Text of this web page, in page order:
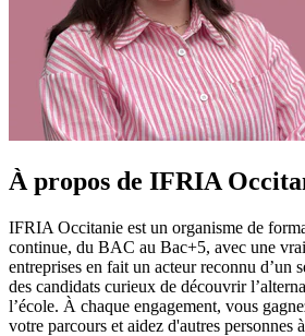
À propos de IFRIA
IFRIA Occitanie est un organisme de
continue, du BAC au Bac+5, avec une
entreprises en fait un acteur reconnu d’un
des candidats curieux de découvrir
l’école. À chaque engagement, vous
votre parcours et aidez d'autres